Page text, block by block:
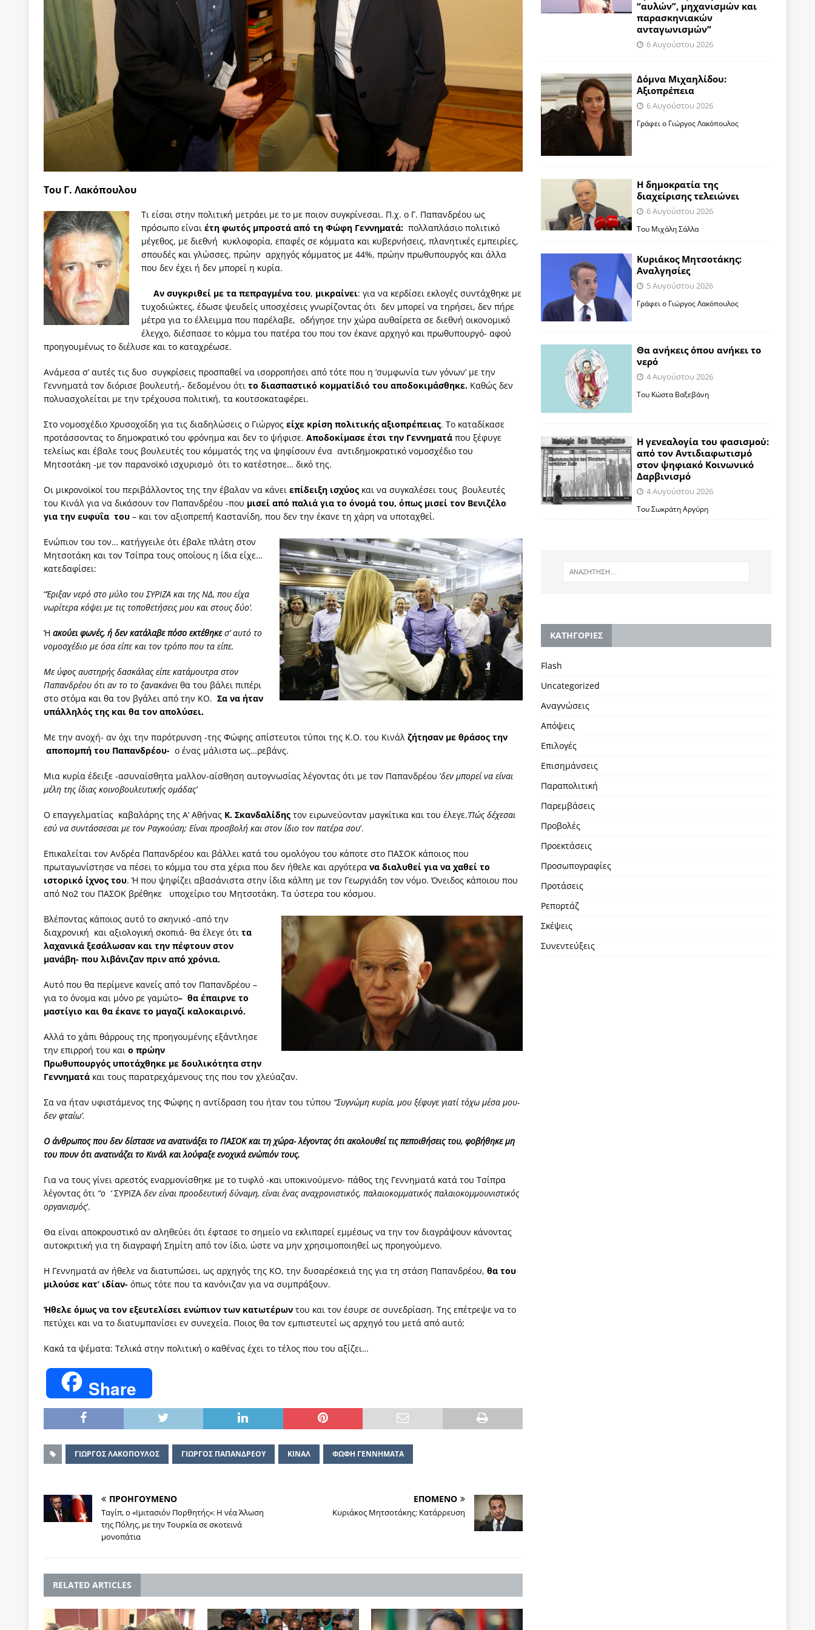
[ 4 Αυγούστου 2026 ]
Τα γεγονότα της Τηλλυρίας και το Σχέδιο Άτσεσον
ΑΠΟΨΕΙΣ
[ 4 Αυγούστου 2026 ]
Tηλεοπτικοί “Mega-Fiers”…
[ 4 Αυγούστου 2026 ]
Κώστας Τσουκαλάς: Αντιπολίτευση
ΠΡΟΒΟΛΕΣ
[ 4 Αυγούστου 2026 ]
Ο Ιωάννης Μεταξάς και η 4η Αυγούστου: Πώς ένας αποτυχημένος κοινοβουλευτικός έγινε
δικτάτορας
[ 3 Αυγούστου 2026 ]
Η ελευθεροτυπία δεν απειλείται και δεν εκβιάζεται
[ 3 Αυγούστου 2026 ]
ΠΑΣΟΚ ή ΕΛ.ΑΣ.; Γιατί η μάχη της δεύτερης θέσης είναι (πολύ) ανοιχτή ακόμη. Προς αναμέτρηση
των δύο κομμάτων και όχι Ανδρουλάκη -Τσίπρα.
ΑΠΟΨΕΙΣ
Του Γ. Λακόπουλου
Τι είσαι στην πολιτική μετράει με το με ποιον συγκρίνεσαι. Π.χ. ο Γ. Παπανδρέου ως
πρόσωπο είναι έτη φωτός μπροστά από τη Φώφη Γεννηματά: πολλαπλάσιο πολιτικό
μέγεθος, με διεθνή κυκλοφορία, επαφές σε κόμματα και κυβερνήσεις, πλανητικές εμπειρίες,
σπουδές και γλώσσες, πρώην αρχηγός κόμματος με 44%, πρώην πρωθυπουργός και άλλα
που δεν έχει ή δεν μπορεί η κυρία.
Αν συγκριθεί με τα πεπραγμένα του, μικραίνει: για να κερδίσει εκλογές συντάχθηκε με
τυχοδιώκτες, έδωσε ψευδείς υποσχέσεις γνωρίζοντας ότι δεν μπορεί να τηρήσει, δεν πήρε
μέτρα για το έλλειμμα που παρέλαβε, οδήγησε την χώρα αυθαίρετα σε διεθνή οικονομικό
έλεγχο, διέσπασε το κόμμα του πατέρα του που τον έκανε αρχηγό και πρωθυπουργό- αφού
προηγουμένως το διέλυσε και το καταχρέωσε.
Ανάμεσα σ’ αυτές τις δυο συγκρίσεις προσπαθεί να ισορροπήσει από τότε που η ‘συμφωνία των γόνων’ με την
Γεννηματά τον διόρισε βουλευτή,- δεδομένου ότι το διασπαστικό κομματίδιό του αποδοκιμάσθηκε. Καθώς δεν
πολυασχολείται με την τρέχουσα πολιτική, τα κουτσοκαταφέρει.
Στο νομοσχέδιο Χρυσοχοΐδη για τις διαδηλώσεις ο Γιώργος είχε κρίση πολιτικής αξιοπρέπειας. Το καταδίκασε
προτάσσοντας το δημοκρατικό του φρόνημα και δεν το ψήφισε. Αποδοκίμασε έτσι την Γεννηματά που ξέφυγε
τελείως και έβαλε τους βουλευτές του κόμματός της να ψηφίσουν ένα αντιδημοκρατικό νομοσχέδιο του
Μητσοτάκη -με τον παρανοϊκό ισχυρισμό ότι το κατέστησε… δικό της.
Οι μικρονοϊκοί του περιβάλλοντος της την έβαλαν να κάνει επίδειξη ισχύος και να συγκαλέσει τους βουλευτές
του Κινάλ για να δικάσουν τον Παπανδρέου -που μισεί από παλιά για το όνομά του, όπως μισεί τον Βενιζέλο
για την ευφυΐα του – και τον αξιοπρεπή Καστανίδη, που δεν την έκανε τη χάρη να υποταχθεί.
Ενώπιον του τον… κατήγγειλε ότι έβαλε πλάτη στον
Μητσοτάκη και τον Τσίπρα τους οποίους η ίδια είχε…
κατεδαφίσει:
‘‘Έριξαν νερό στο μύλο του ΣΥΡΙΖΑ και της ΝΔ, που είχα
νωρίτερα κόψει με τις τοποθετήσεις μου και στους δύο’.
Ή ακούει φωνές, ή δεν κατάλαβεπόσο εκτέθηκεσ’ αυτό το
νομοσχέδιο με όσα είπε και τον τρόπο που τα είπε.
Με ύφος αυστηρής δασκάλας είπε κατάμουτρα στον
Παπανδρέου ότι αν το το ξανακάνει θα του βάλει πιπέρι
στο στόμα και θα τον βγάλει από την ΚΟ. Σα να ήταν
υπάλληλός της και θα τον απολύσει.
Με την ανοχή- αν όχι την παρότρυνση -της Φώφης απίστευτοι τύποι της Κ.Ο. του Κινάλ ζήτησαν με θράσος την
αποπομπή του Παπανδρέου- ο ένας μάλιστα ως…ρεβάνς.
Μια κυρία έδειξε -ασυναίσθητα μαλλον-αίσθηση αυτογνωσίας λέγοντας ότι με τον Παπανδρέου ‘δεν μπορεί να είναι
μέλη της ίδιας κοινοβουλευτικής ομάδας’
Ο επαγγελματίας καβαλάρης της Α’ Αθήνας Κ. Σκανδαλίδης τον ειρωνεύονταν μαγκίτικα και του έλεγε.’Πώς δέχεσαι
εσύ να συντάσσεσαι με τον Ραγκούση; Είναι προσβολή και στον ίδιο τον πατέρα σου’.
Επικαλείται τον Ανδρέα Παπανδρέου και βάλλει κατά του ομολόγου του κάποτε στο ΠΑΣΟΚ κάποιος που
πρωταγωνίστησε να πέσει το κόμμα του στα χέρια που δεν ήθελε και αργότερα να διαλυθεί για να χαθεί το
ιστορικό ίχνος του. Ή που ψηφίζει αβασάνιστα στην ίδια κάλπη με τον Γεωργιάδη τον νόμο. Όνειδος κάποιου που
από Νο2 του ΠΑΣΟΚ βρέθηκε υποχείριο του Μητσοτάκη. Τα ύστερα του κόσμου.
Βλέποντας κάποιος αυτό το σκηνικό -από την
διαχρονική και αξιολογική σκοπιά- θα έλεγε ότι τα
λαχανικά ξεσάλωσαν και την πέφτουν στον
μανάβη- που λιβάνιζαν πριν από χρόνια.
Αυτό που θα περίμενε κανείς από τον Παπανδρέου –
για το όνομα και μόνο ρε γαμώτο– θα έπαιρνε το
μαστίγιο και θα έκανε το μαγαζί καλοκαιρινό.
Αλλά το χάπι θάρρους της προηγουμένης εξάντλησε
την επιρροή του και ο πρώην
Πρωθυπουργός υποτάχθηκε με δουλικότητα στην
Γεννηματά και τους παρατρεχάμενους της που τον χλεύαζαν.
Σα να ήταν υφιστάμενος της Φώφης η αντίδραση του ήταν του τύπου “Συγνώμη κυρία, μου ξέφυγε γιατί τόχω μέσα μου-
δεν φταίω’.
Ο άνθρωπος που δεν δίστασε να ανατινάξει το ΠΑΣΟΚ και τη χώρα- λέγοντας ότι ακολουθεί τις πεποιθήσεις του, φοβήθηκε μη
του πουν ότι ανατινάζει το Κινάλ και λούφαξε ενοχικά ενώπιόν τους.
Για να τους γίνει αρεστός εναρμονίσθηκε με το τυφλό -και υποκινούμενο- πάθος της Γεννηματά κατά του Τσίπρα
λέγοντας ότι “ο ‘ΣΥΡΙΖΑ δεν είναι προοδευτική δύναμη, είναι ένας αναχρονιστικός, παλαιοκομματικός παλαιοκομμουνιστικός
οργανισμός’.
Θα είναι αποκρουστικό αν αληθεύει ότι έφτασε το σημείο να εκλιπαρεί εμμέσως να την τον διαγράψουν κάνοντας
αυτοκριτική για τη διαγραφή Σημίτη από τον ίδιο, ώστε να μην χρησιμοποιηθεί ως προηγούμενο.
Η Γεννηματά αν ήθελε να διατυπώσει, ως αρχηγός της ΚΟ, την δυσαρέσκειά της για τη στάση Παπανδρέου, θα του
μιλούσε κατ’ ιδίαν- όπως τότε που τα κανόνιζαν για να συμπράξουν.
Ήθελε όμως να τον εξευτελίσει ενώπιον των κατωτέρων του και τον έσυρε σε συνεδρίαση. Της επέτρεψε να το
πετύχει και να το διατυμπανίσει εν συνεχεία. Ποιος θα τον εμπιστευτεί ως αρχηγό του μετά από αυτό;
Κακά τα ψέματα: Τελικά στην πολιτική ο καθένας έχει το τέλος που του αξίζει…
Share
ΓΙΩΡΓΟΣ ΛΑΚΟΠΟΥΛΟΣ ΓΙΩΡΓΟΣ ΠΑΠΑΝΔΡΕΟΥ ΚΙΝΑΛ ΦΩΦΗ ΓΕΝΝΗΜΑΤΑ
ΠΡΟΗΓΟΥΜΕΝΟ
Ταγίπ, ο «Ιμιτασιόν Πορθητής»: Η νέα Άλωση
της Πόλης, με την Τουρκία σε σκοτεινά
μονοπάτια
ΕΠΟΜΕΝΟ
Κυριάκος Μητσοτάκης: Κατάρρευση
RELATED ARTICLES
“αυλών”, μηχανισμών και
παρασκηνιακών
ανταγωνισμών”
6 Αυγούστου 2026
Δόμνα Μιχαηλίδου:
Αξιοπρέπεια
6 Αυγούστου 2026
Γράφει ο Γιώργος Λακόπουλος
Η δημοκρατία της
διαχείρισης τελειώνει
6 Αυγούστου 2026
Του Μιχάλη Σάλλα
Κυριάκος Μητσοτάκης:
Αναλγησίες
5 Αυγούστου 2026
Γράφει ο Γιώργος Λακόπουλος
Θα ανήκεις όπου ανήκει το
νερό
4 Αυγούστου 2026
Του Κώστα Βαξεβάνη
Η γενεαλογία του φασισμού:
από τον Αντιδιαφωτισμό
στον ψηφιακό Κοινωνικό
Δαρβινισμό
4 Αυγούστου 2026
Του Σωκράτη Αργύρη
KΑΤΗΓΟΡΙΕΣ
Flash
Uncategorized
Αναγνώσεις
Απόψεις
Επιλογές
Επισημάνσεις
Παραπολιτική
Παρεμβάσεις
Προβολές
Προεκτάσεις
Προσωπογραφίες
Προτάσεις
Ρεπορτάζ
Σκέψεις
Συνεντεύξεις